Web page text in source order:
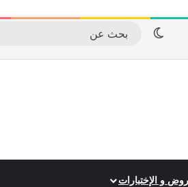
الوضع المظلم
و الإختبارات